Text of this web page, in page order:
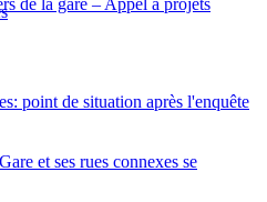
point de situation après l'enquête
et ses rues connexes se